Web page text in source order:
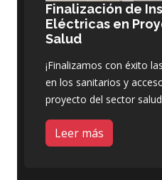
Finalización de
Eléctricas en
Salud
¡Finalizamos con éxito
en los sanitarios y
proyecto del sector
Leer más